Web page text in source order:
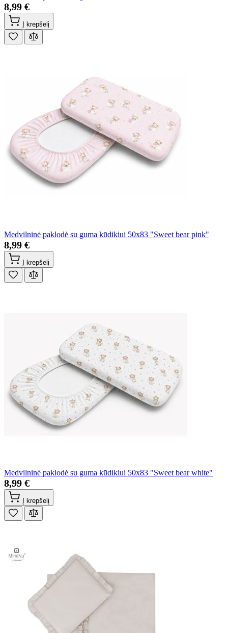
8,99 €
Į krepšelį
Medvilninė paklodė su guma kūdikiui 50x83 "Sweet bear pink"
8,99 €
Į krepšelį
Medvilninė paklodė su guma kūdikiui 50x83 "Sweet bear white"
8,99 €
Į krepšelį